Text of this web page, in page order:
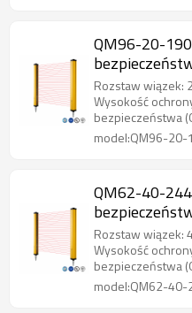
QM96-20-
obszaru｜
Rozstaw wiązek:
Wysokość
bezpieczeństwa
model:QM96-
QM62-40-
obszaru｜
Rozstaw wiązek:
Wysokość
bezpieczeństwa
model:QM62-